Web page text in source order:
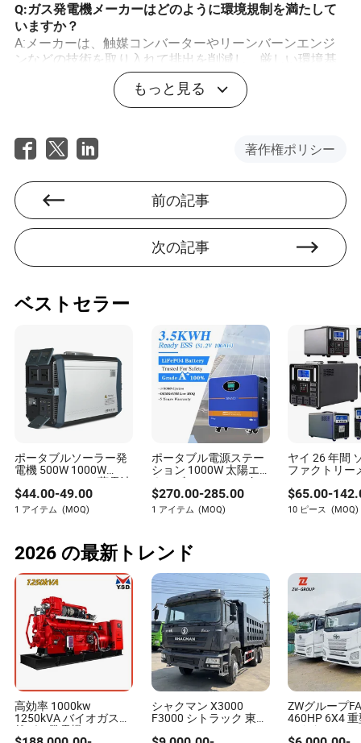
Q:ガス発電機メーカーはどのように環境規制を満たして
いますか？
A:メーカーは、触媒コンバーターやリーンバーンエンジ
ンなどの技術を取り入れて排出を削減し、厳しい環境基
準に準拠しています。
Q:ガス発電機設計に影響を与える将来のトレンドは何で
A:デジタル統合の増加、ハイブリッドエネルギーシステ
ム、より厳しい環境基準などのトレンドが、将来のガス
ベイラー・アヤラは、産業機器および部品分野を専門
とする経験豊富な記事ライターです。従業員のトレー
ニングと設置サポートのニーズと可用性を評価する鋭
い目を持ち、このニッチでの洞察の頼りになる情報源
となっています。
もっと見る
著作権ポリシー
前の記事
次の記事
ベストセラー
ポータブルソーラー発
電機 500W 1000W
1500W LiFePO4 蓄電池
マルチポートUSB/タイ
プCインターフェース
付き 電源供給 屋外用
$44.00-49.00
1 アイテム (MOQ)
ポータブル電源ステー
ション 1000W 太陽エ
ネルギーシステム 3kw
5kw ソーラー発電キッ
ト
$270.00-285.00
1 アイテム (MOQ)
ヤイ 26 年間
ファクトリー
フィス キャ
タブル 充電
システム ス
$65.00-
10 ピース (MOQ)
2026 の最新トレンド
高効率 1000kw
1250kVA バイオガス天
然ガス発電機 LPG CNG
シャクマン X3000
F3000 シトラック 東風
ZWグループ
460HP 6X4
ラクタート